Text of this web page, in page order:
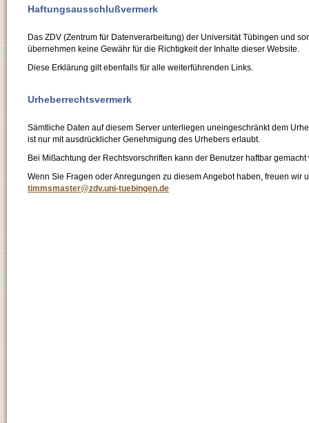
Haftungsausschlußvermerk
Das ZDV (Zentrum für Datenverarbeitung) der Universität Tübingen und
übernehmen keine Gewähr für die Richtigkeit der Inhalte dieser Website.
Diese Erklärung gilt ebenfalls für alle weiterführenden Links.
Urheberrechtsvermerk
Sämtliche Daten auf diesem Server unterliegen uneingeschränkt dem
ist nur mit ausdrücklicher Genehmigung des Urhebers erlaubt.
Bei Mißachtung der Rechtsvorschriften kann der Benutzer haftbar gemacht
Wenn Sie Fragen oder Anregungen zu diesem Angebot haben, freuen wir
timmsmaster@zdv.uni-tuebingen.de